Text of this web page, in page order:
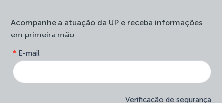
Acompanhe a atuação da UP e receba informações
em primeira mão
site-
newsletter
E-mail
*
Verificação de segurança
você
é
humano,
este